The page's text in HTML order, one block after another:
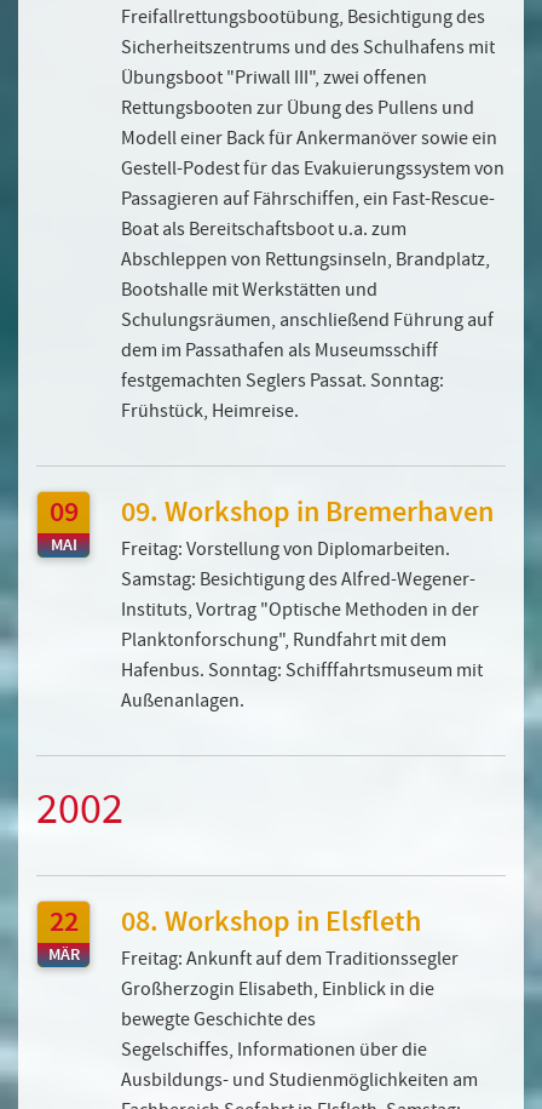
Freifallrettungsbootübung, Besichtigung des
Sicherheitszentrums und des Schulhafens mit
Übungsboot "Priwall III", zwei offenen
Rettungsbooten zur Übung des Pullens und
Modell einer Back für Ankermanöver sowie ein
Gestell-Podest für das Evakuierungssystem von
Passagieren auf Fährschiffen, ein Fast-Rescue-
Boat als Bereitschaftsboot u.a. zum
Abschleppen von Rettungsinseln, Brandplatz,
Bootshalle mit Werkstätten und
Schulungsräumen, anschließend Führung auf
dem im Passathafen als Museumsschiff
festgemachten Seglers Passat. Sonntag:
Frühstück, Heimreise.
09
MAI
09. Workshop in Bremerhaven
Freitag: Vorstellung von Diplomarbeiten.
Samstag: Besichtigung des Alfred-Wegener-
Instituts, Vortrag "Optische Methoden in der
Planktonforschung", Rundfahrt mit dem
Hafenbus. Sonntag: Schifffahrtsmuseum mit
Außenanlagen.
2002
22
MÄR
08. Workshop in Elsfleth
Freitag: Ankunft auf dem Traditionssegler
Großherzogin Elisabeth, Einblick in die
bewegte Geschichte des
Segelschiffes, Informationen über die
Ausbildungs- und Studienmöglichkeiten am